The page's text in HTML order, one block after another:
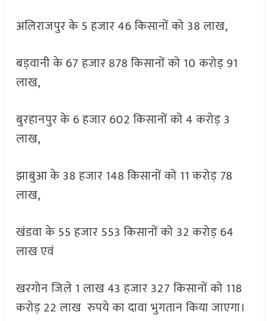
अलिराजपुर के 5 हजार 46 किसानों को 38 लाख,
बड़वानी के 67 हजार 878 किसानों को 10 करोड़ 91
लाख,
बुरहानपुर के 6 हजार 602 किसानों को 4 करोड़ 3
लाख,
झाबुआ के 38 हजार 148 किसानों को 11 करोड़ 78
लाख,
खंडवा के 55 हजार 553 किसानों को 32 करोड़ 64
लाख एवं
खरगोन जिले 1 लाख 43 हजार 327 किसानों को 118
करोड़ 22 लाख रुपये का दावा भुगतान किया जाएगा।